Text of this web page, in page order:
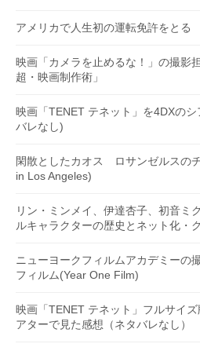
アメリカで人生初の運転免許をと
映画「カメラを止めるな！」の撮影
超・映画制作術」
映画「TENET テネット」を4DXの
バレなし)
閑散としたカオス ロサンゼルスの
in Los Angeles)
リン・ミンメイ、伊達杏子、初音ミ
ルキャラクターの歴史とネット化・
ニューヨークフィルムアカデミー
フィルム(Year One Film)
映画「TENET テネット」フルサイ
アターで見た感想（ネタバレなし）